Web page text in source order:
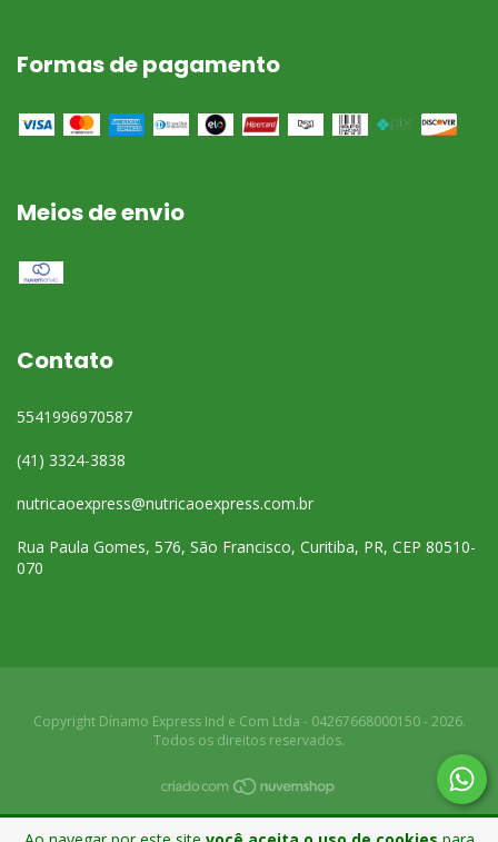
Formas de pagamento
Meios de envio
Contato
5541996970587
(41) 3324-3838
nutricaoexpress@nutricaoexpress.com.br
Rua Paula Gomes, 576, São Francisco, Curitiba, PR, CEP 80510-
070
Copyright Dínamo Express Ind e Com Ltda - 04267668000150 - 2026.
Todos os direitos reservados.